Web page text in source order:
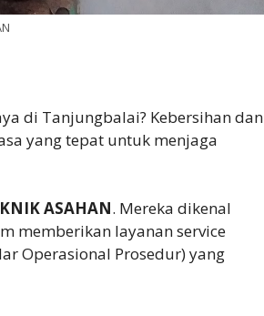
di Tanjungbalai? Kebersihan dan
yang tepat untuk menjaga
ASAHAN. Mereka dikenal
memberikan layanan service
Operasional Prosedur) yang